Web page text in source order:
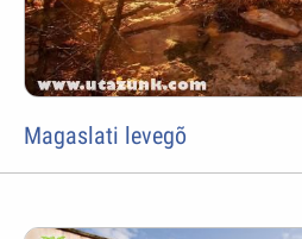
Magaslati levegõ